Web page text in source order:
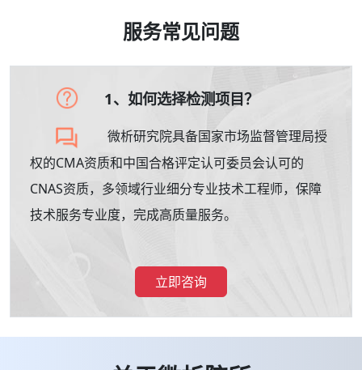
服务常见问题
1、如何选择检测项目？
微析研究院具备国家市场监督管理局授
权的CMA资质和中国合格评定认可委员会认可的
CNAS资质，多领域行业细分专业技术工程师，保障
技术服务专业度，完成高质量服务。
立即咨询